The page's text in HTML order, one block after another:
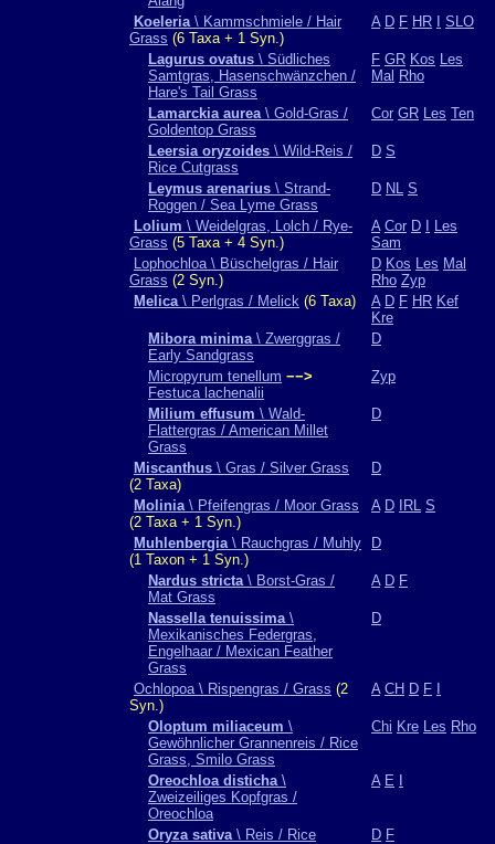
Koeleria\ Kammschmiele / Hair
Grass (6 Taxa + 1 Syn.)
A D F HR SLO
Lagurus ovatus \ Südliches
Samtgras, Hasenschwänzchen /
Hare's Tail Grass
F GR Kos Les
Mal Rho
Lamarckia aurea\ Gold-Gras /
Goldentop Grass
Cor GR Les Ten
Leersia oryzoides \ Wild-Reis /
Rice Cutgrass
D S
Leymus arenarius \ Strand-
Roggen / Sea Lyme Grass
D NL S
Lolium \ Weidelgras, Lolch / Rye-
Grass (5 Taxa + 4 Syn.)
A Cor D
Les
Sam
Lophochloa \ Büschelgras / Hair
Grass (2 Syn.)
D Kos Les Mal
Rho Zyp
Melica\ Perlgras / Melick (6 Taxa) A D F HR Kef
Kre
Mibora minima\ Zwerggras /
Early Sandgrass
D
Micropyrum tenellum −−>
Festuca lachenalii
Zyp
Milium effusum \ Wald-
Flattergras / American Millet
Grass
D
Miscanthus \ Gras / Silver Grass
(2 Taxa)
D
Molinia\ Pfeifengras / Moor Grass
(2 Taxa + 1 Syn.)
A D IRL S
Muhlenbergia\ Rauchgras / Muhly
(1 Taxon + 1 Syn.)
D
Nardus stricta\ Borst-Gras /
Mat Grass
A D F
Nassella tenuissima\
Mexikanisches Federgras,
Engelhaar / Mexican Feather
Grass
D
Ochlopoa \ Rispengras / Grass (2
Syn.)
A CH D F
Oloptum miliaceum \
Gewöhnlicher Grannenreis / Rice
Grass, Smilo Grass
Chi Kre Les Rho
Oreochloa disticha\
Zweizeiliges Kopfgras /
Oreochloa
A E
Oryza sativa\ Reis / Rice D F